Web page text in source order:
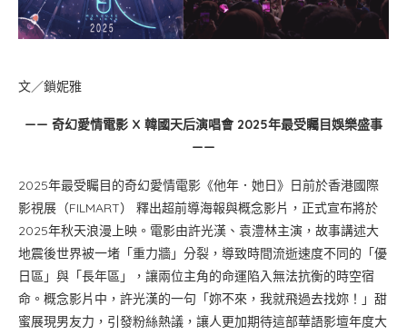
文／鎖妮雅
—— 奇幻愛情電影 X 韓國天后演唱會 2025年最受矚目娛樂盛事
——
2025年最受矚目的奇幻愛情電影《他年．她日》日前於香港國際
影視展（FILMART） 釋出超前導海報與概念影片，正式宣布將於
2025年秋天浪漫上映。電影由許光漢、袁澧林主演，故事講述大
地震後世界被一堵「重力牆」分裂，導致時間流逝速度不同的「優
日區」與「長年區」，讓兩位主角的命運陷入無法抗衡的時空宿
命。概念影片中，許光漢的一句「妳不來，我就飛過去找妳！」甜
蜜展現男友力，引發粉絲熱議，讓人更加期待這部華語影壇年度大